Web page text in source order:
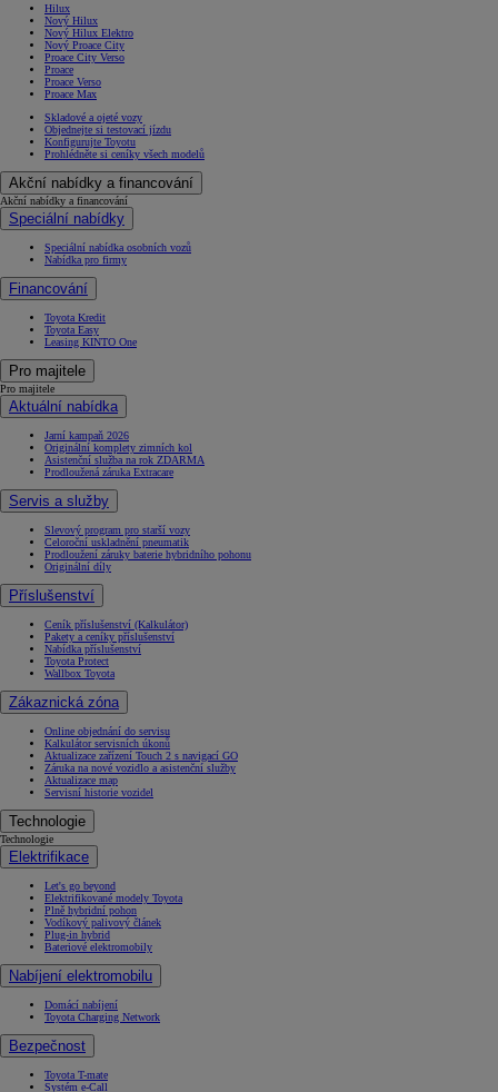
Hilux
Nový Hilux
Nový Hilux Elektro
Nový Proace City
Proace City Verso
Proace
Proace Verso
Proace Max
Skladové a ojeté vozy
Objednejte si testovací jízdu
Konfigurujte Toyotu
Prohlédněte si ceníky všech modelů
Akční nabídky a financování
Akční nabídky a financování
Speciální nabídky
Speciální nabídka osobních vozů
Nabídka pro firmy
Financování
Toyota Kredit
Toyota Easy
Leasing KINTO One
Pro majitele
Pro majitele
Aktuální nabídka
Jarní kampaň 2026
Originální komplety zimních kol
Asistenční služba na rok ZDARMA
Prodloužená záruka Extracare
Servis a služby
Slevový program pro starší vozy
Celoroční uskladnění pneumatik
Prodloužení záruky baterie hybridního pohonu
Originální díly
Příslušenství
Ceník příslušenství (Kalkulátor)
Pakety a ceníky příslušenství
Nabídka příslušenství
Toyota Protect
Wallbox Toyota
Zákaznická zóna
Online objednání do servisu
Kalkulátor servisních úkonů
Aktualizace zařízení Touch 2 s navigací GO
Záruka na nové vozidlo a asistenční služby
Aktualizace map
Servisní historie vozidel
Technologie
Technologie
Elektrifikace
Let's go beyond
Elektrifikované modely Toyota
Plně hybridní pohon
Vodíkový palivový článek
Plug-in hybrid
Bateriové elektromobily
Nabíjení elektromobilu
Domácí nabíjení
Toyota Charging Network
Bezpečnost
Toyota T-mate
Systém e-Call